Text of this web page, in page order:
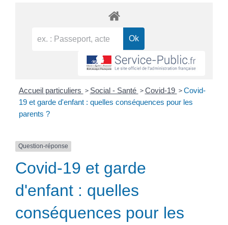
Accueil particuliers > Social - Santé > Covid-19 > Covid-
19 et garde d'enfant : quelles conséquences pour les
parents ?
Question-réponse
Covid-19 et garde
d'enfant : quelles
conséquences pour les